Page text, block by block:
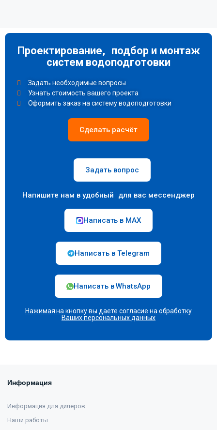
Проектирование, подбор и монтаж
систем водоподготовки
Задать необходимые вопросы
Узнать стоимость вашего проекта
Оформить заказ на систему водоподготовки
Сделать расчёт
Задать вопрос
Напишите нам в удобный для вас мессенджер
Написать в MAX
Написать в Telegram
Написать в WhatsApp
Нажимая на кнопку вы даете согласие на обработку
Ваших персональных данных
Информация
Информация для дилеров
Наши работы